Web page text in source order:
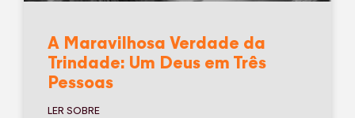
A Maravilhosa Verdade da
Trindade: Um Deus em Três
Pessoas
LER SOBRE